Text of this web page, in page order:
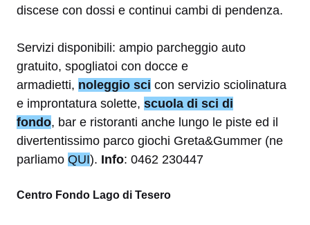
discese con dossi e continui cambi di pendenza.
Servizi disponibili: ampio parcheggio auto
gratuito, spogliatoi con docce e
armadietti, noleggio sci con servizio sciolinatura
e improntatura solette, scuola di sci di
fondo, bar e ristoranti anche lungo le piste ed il
divertentissimo parco giochi Greta&Gummer (ne
parliamo QUI). Info: 0462 230447
Centro Fondo Lago di Tesero